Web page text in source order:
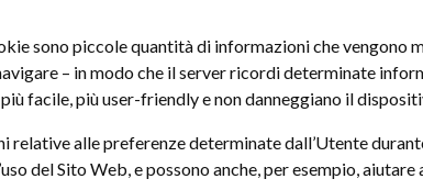
sono piccole quantità di informazioni che
– in modo che il server ricordi determinate
facile, più user-friendly e non danneggiano il
alle preferenze determinate dall’Utente
del Sito Web, e possono anche, per esempio,